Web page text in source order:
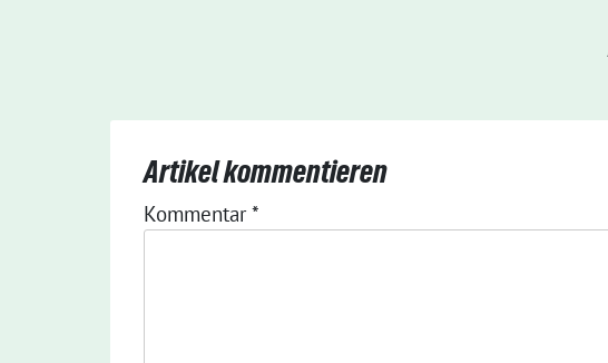
Artikel kommentieren
Kommentar*